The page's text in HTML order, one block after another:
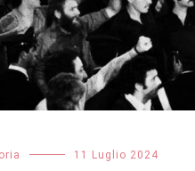
11 Luglio 2024